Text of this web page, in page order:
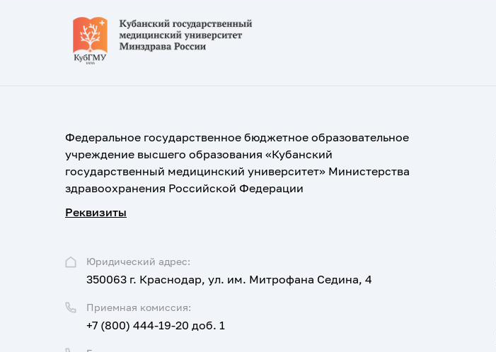
Федеральное государственное бюджетное образовательное
учреждение высшего образования «Кубанский
государственный медицинский университет» Министерства
здравоохранения Российской Федерации
Реквизиты
Юридический адрес:
350063 г. Краснодар, ул. им. Митрофана Седина, 4
Приемная комиссия:
+7 (800) 444-19-20 доб. 1